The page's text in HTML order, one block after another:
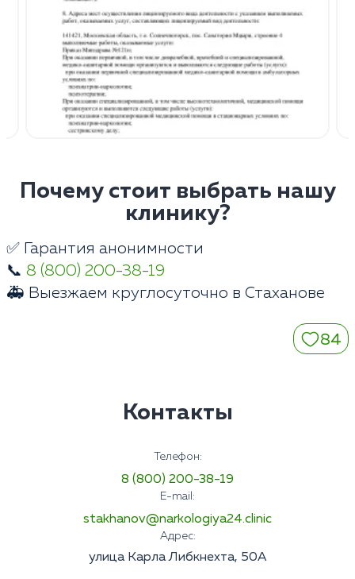
Почему стоит выбрать нашу
клинику?
✅ Гарантия анонимности
📞 8 (800) 200-38-19
🚑 Выезжаем круглосуточно в Стаханове
84
Контакты
Телефон:
8 (800) 200-38-19
E-mail:
stakhanov@narkologiya24.clinic
Адрес:
улица Карла Либкнехта, 50А